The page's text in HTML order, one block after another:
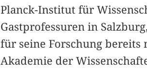
Planck-Institut für
Gastprofessuren in
für seine Forschung
Akademie der